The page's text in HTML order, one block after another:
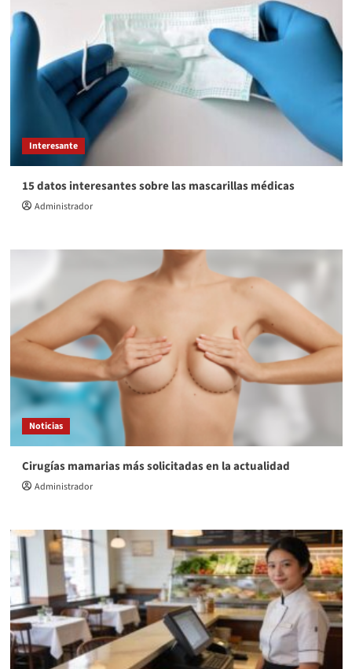
Interesante
15 datos interesantes sobre las mascarillas médicas
Administrador
Noticias
Cirugías mamarias más solicitadas en la actualidad
Administrador